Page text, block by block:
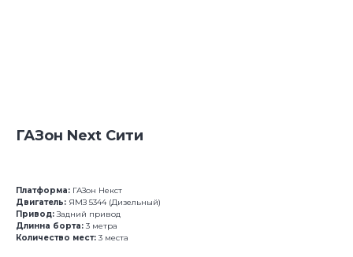
ГАЗон Next Сити
Платформа: ГАЗон Некст
Двигатель: ЯМЗ 5344 (Дизельный)
Привод:Задний привод
Длинна борта: 3 метра
Количество мест: 3 места